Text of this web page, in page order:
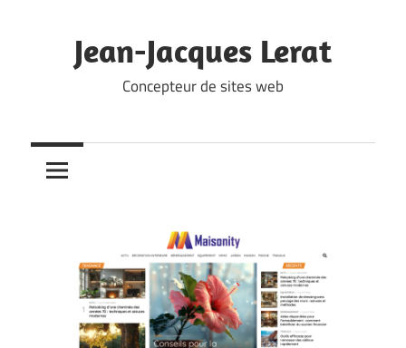
contentJean-Jacques Lerat
Concepteur de sites web